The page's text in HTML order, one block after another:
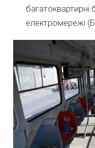
багатоквартирні
електромережі